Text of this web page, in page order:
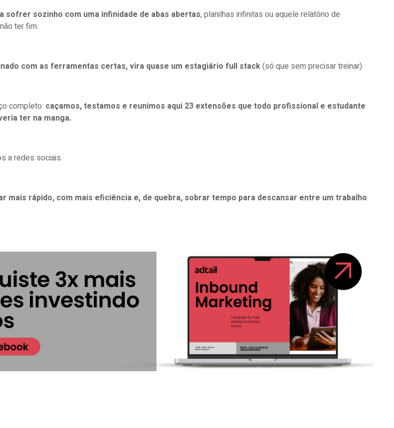
sofrer sozinho com uma infinidade de abas abertas, planilhas infinitas ou aquele relatório de
ter fim.
com as ferramentas certas, vira quase um estagiário full stack(só que sem precisar treinar).
completo: caçamos, testamos e reunimos aqui 23 extensões que todo profissional e estudante
ter na manga.
a redes sociais.
mais rápido, com mais eficiência e, de quebra, sobrar tempo para descansar entre um trabalho